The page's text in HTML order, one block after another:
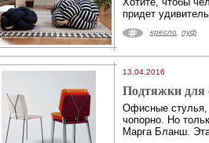
придет
кресло пуф
13.04.2016
Подтяжки для
Офисные стулья,
чопорно. Но
Марга Бланш.